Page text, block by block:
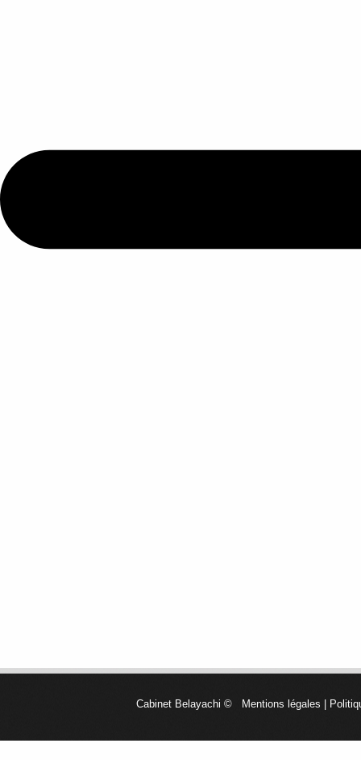
Cabinet Belayachi © Mentions légales